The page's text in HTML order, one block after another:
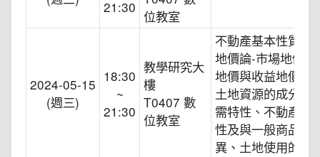
21:30
位教室
2024-05-15
(週三)
18:30
~
21:30
教學研究大
樓
T0407 數
位教室
不動產基本性質與
地價論-市場地價、
地價與收益地價的
土地資源的成分、
需特性、不動產的
性及與一般商品特
異、土地使用的特